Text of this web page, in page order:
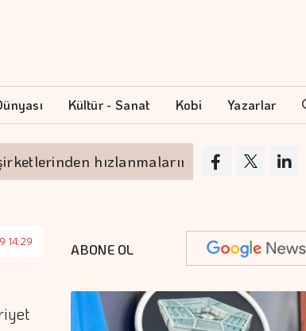
Kültür - Sanat Kobi Yazarlar
hızlanmalarını istedi
14:29 ABONE OL